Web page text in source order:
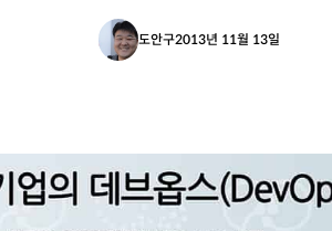
도안구2013년 11월 13일